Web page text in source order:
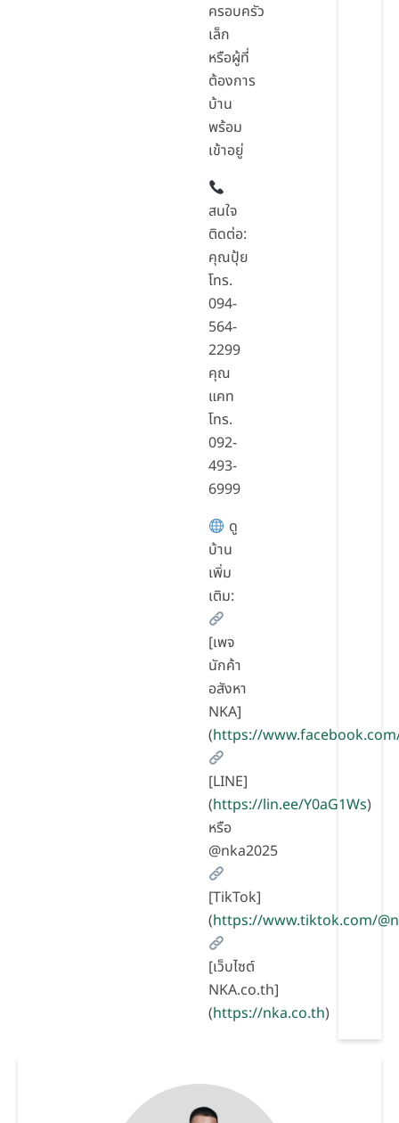
ครอบครัว
เล็ก
หรือผู้ที่
ต้องการ
บ้าน
พร้อม
เข้าอยู่
สนใจ
ติดต่อ:
คุณปุ้ย
โทร.
094-
564-
2299
คุณ
แคท
โทร.
092-
493-
6999
ดู
บ้าน
เพิ่ม
เติม:
[เพจ
นักค้า
อสังหา
NKA]
(https://
[LINE]
(https://lin.ee/Y0aG1Ws)
หรือ
@nka2025
[TikTok]
(https://www.tiktok.com/
[เว็บไซต์
NKA.co.th]
(https://nka.co.th)